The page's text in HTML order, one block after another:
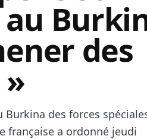
des
Burkina des forces
française a ordonné jeudi